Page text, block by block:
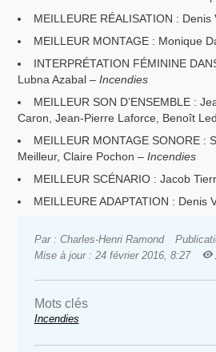
MEILLEURE RÉALISATION : Denis
MEILLEUR MONTAGE : Monique
INTERPRÉTATION FÉMININE
Lubna Azabal –Incendies
MEILLEUR SON D’ENSEMBLE :
Caron, Jean-Pierre Laforce, Benoît
MEILLEUR MONTAGE SONORE :
Meilleur, Claire Pochon –Incendies
MEILLEUR SCÉNARIO : Jacob
MEILLEURE ADAPTATION : Denis
Par : Charles-Henri Ramond
Mise à jour : 24 février 2016, 8:27
Mots clés
Incendies